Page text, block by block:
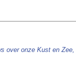
over onze Kust en Zee,